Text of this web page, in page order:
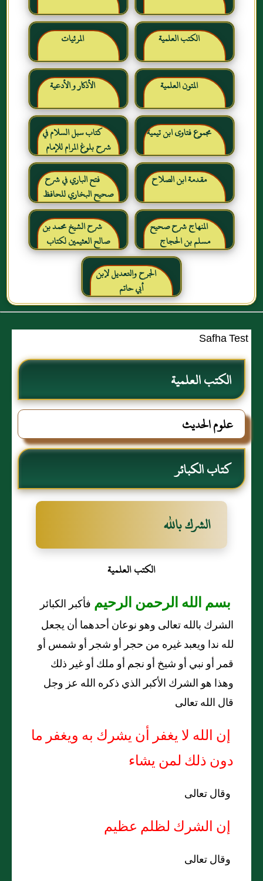
الكتب العلمية المرئيات
المتون العلمية الأذكار و الأدعية
مجموع فتاوى ابن تيمية
كتاب سبل السلام في
شرح بلوغ المرام للإمام
الصنعاني رحمه الله
مقدمة ابن الصلاح
فتح الباري في شرح
صحيح البخاري للحافظ
ابن حجر العسقلاني
المنهاج شرح صحيح
مسلم بن الحجاج
شرح الشيخ محمد بن
صالح العثيمين لكتاب
رياض الصالحين للإمام
النووي رحمهم الله تعالىالجرح والتعديل لإبن
أبي حاتم
Safha Test
الكتب العلمية
علوم الحديث
كتاب الكبائر
الشرك بالله
الكتب العلمية
بسم الله الرحمن الرحيم فأكبر الكبائر
الشرك بالله تعالى وهو نوعان أحدهما أن يجعل
لله ندا ويعبد غيره من حجر أو شجر أو شمس أو
قمر أو نبي أو شيخ أو نجم أو ملك أو غير ذلك
وهذا هو الشرك الأكبر الذي ذكره الله عز وجل
قال الله تعالى
إن الله لا يغفر أن يشرك به ويغفر ما
دون ذلك لمن يشاء
وقال تعالى
إن الشرك لظلم عظيم
وقال تعالى